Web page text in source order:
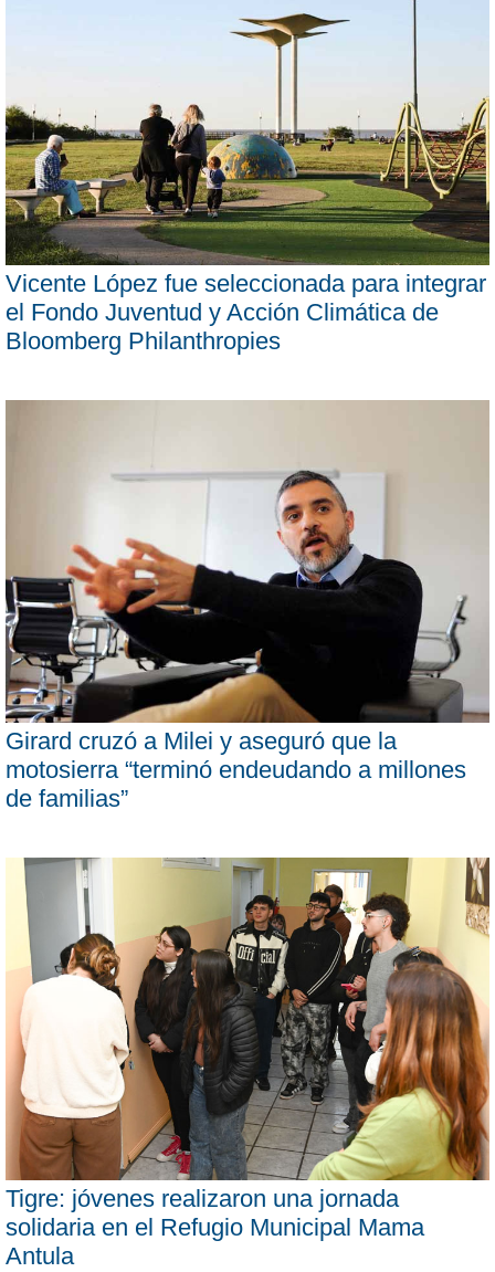
Vicente López fue seleccionada para integrar
el Fondo Juventud y Acción Climática de
Bloomberg Philanthropies
Girard cruzó a Milei y aseguró que la
motosierra “terminó endeudando a millones
de familias”
Tigre: jóvenes realizaron una jornada
solidaria en el Refugio Municipal Mama
Antula